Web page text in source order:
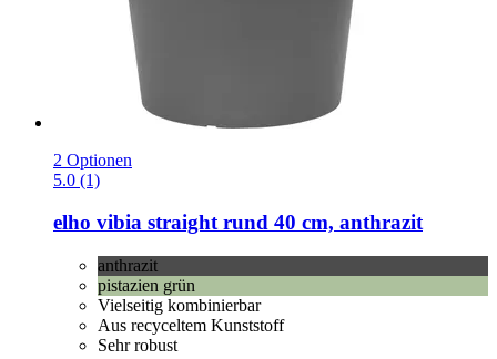
2 Optionen
5.0 (1)
elho vibia straight rund 40 cm, anthrazit
anthrazit
pistazien grün
Vielseitig kombinierbar
Aus recyceltem Kunststoff
Sehr robust